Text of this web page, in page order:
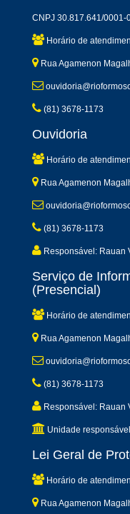
CNPJ 30.817.641/0001-
Horário de
Rua Agamenon
(81) 3678-1173
Ouvidoria
Horário de
Rua Agamenon
(81) 3678-1173
Responsável: Rauan
Serviço de
(Presencial)
Horário de
Rua Agamenon
(81) 3678-1173
Responsável: Rauan
Unidade
Lei Geral de
Horário de
Rua Agamenon